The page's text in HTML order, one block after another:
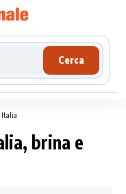
Cerca
Italia
brina e